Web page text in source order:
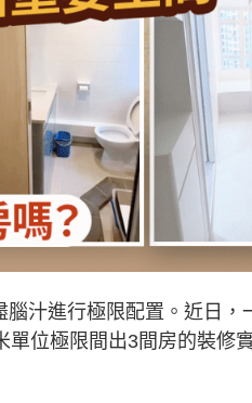
汁進行極限配置。近日，
單位極限間出3間房的裝修